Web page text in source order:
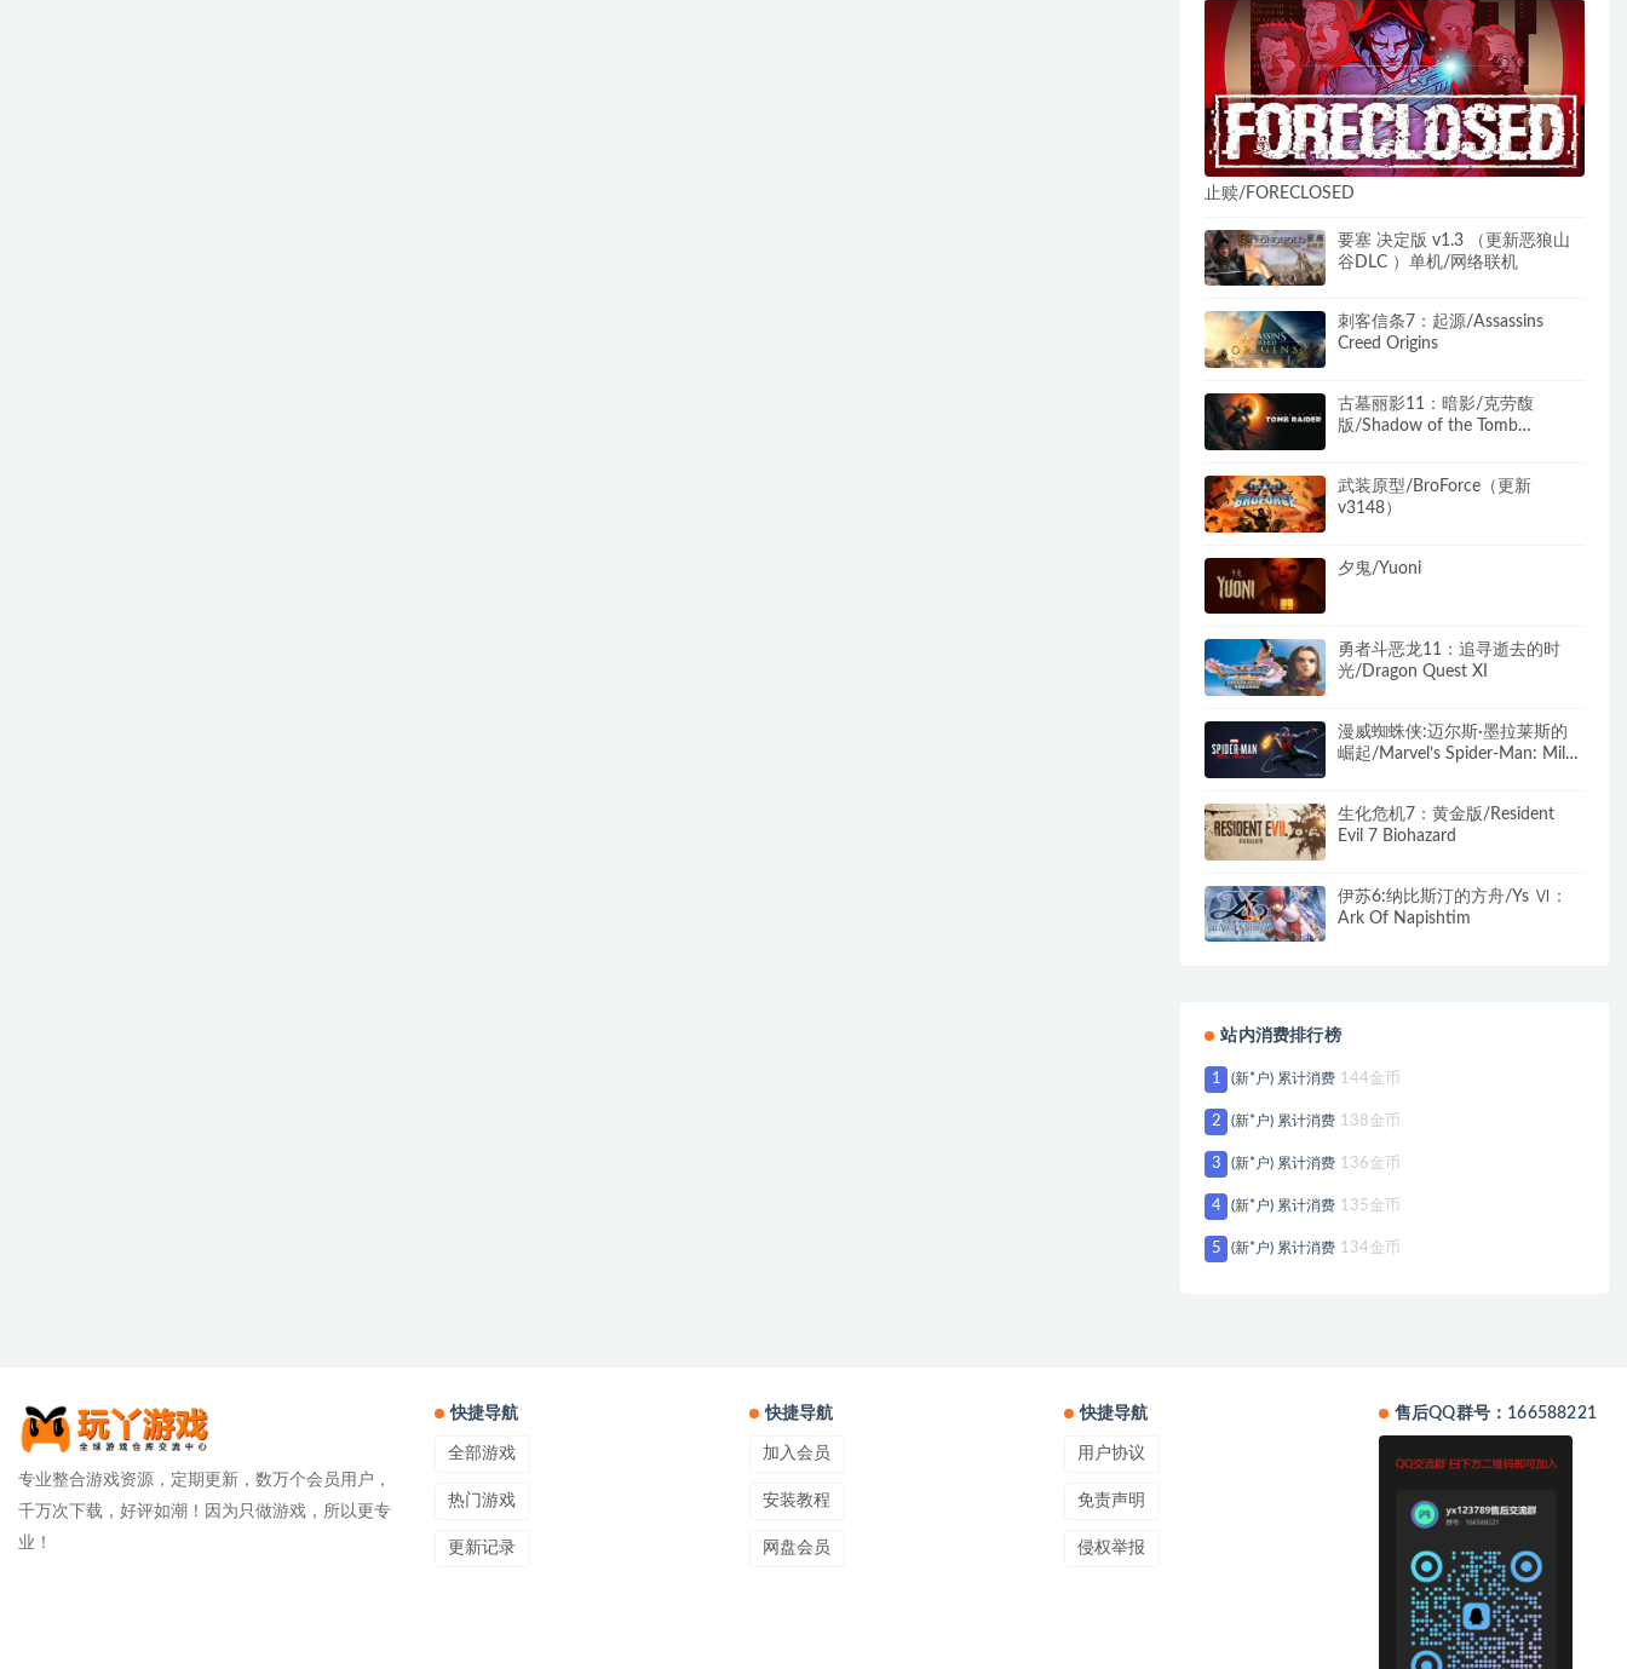
止赎/FORECLOSED
要塞 决定版 v1.3 （更新恶狼山
谷DLC ）单机/网络联机
刺客信条7：起源/Assassins
Creed Origins
古墓丽影11：暗影/克劳馥
版/Shadow of the Tomb
武装原型/BroForce（更新
v3148）
夕鬼/Yuoni
勇者斗恶龙11：追寻逝去的时
光/Dragon Quest XI
漫威蜘蛛侠:迈尔斯·墨拉莱斯的
崛起/Marvel’s Spider-Man: Miles
生化危机7：黄金版/Resident
Evil 7 Biohazard
伊苏6:纳比斯汀的方舟/Ys Ⅵ：
Ark Of Napishtim
站内消费排行榜
1 (新*户) 累计消费 144金币
2 (新*户) 累计消费 138金币
3 (新*户) 累计消费 136金币
4 (新*户) 累计消费 135金币
5 (新*户) 累计消费 134金币
专业整合游戏资源，定期更新，数万个会员用户，
千万次下载，好评如潮！因为只做游戏，所以更专
业！
快捷导航
全部游戏
热门游戏
更新记录
快捷导航
加入会员
安装教程
网盘会员
快捷导航
用户协议
免责声明
侵权举报
售后QQ群号：166588221